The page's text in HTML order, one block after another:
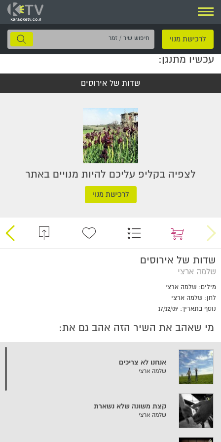
ניווט
לרכישת מנוי
חיפוש
שיר
עכשיו מתנגן:
שדות של אירוסים
לצפיה בקליפ עליכם להיות מנויים באתר
לרכישת מנוי
שדות של אירוסים
שלמה ארצי
מילים: שלמה ארצי
לחן: שלמה ארצי
נוסף בתאריך: 17/12/09
מי שאהב את השיר הזה אהב גם את:
אנחנו לא צריכים
שלמה ארצי
קצת משונה שלא נשארת
שלמה ארצי